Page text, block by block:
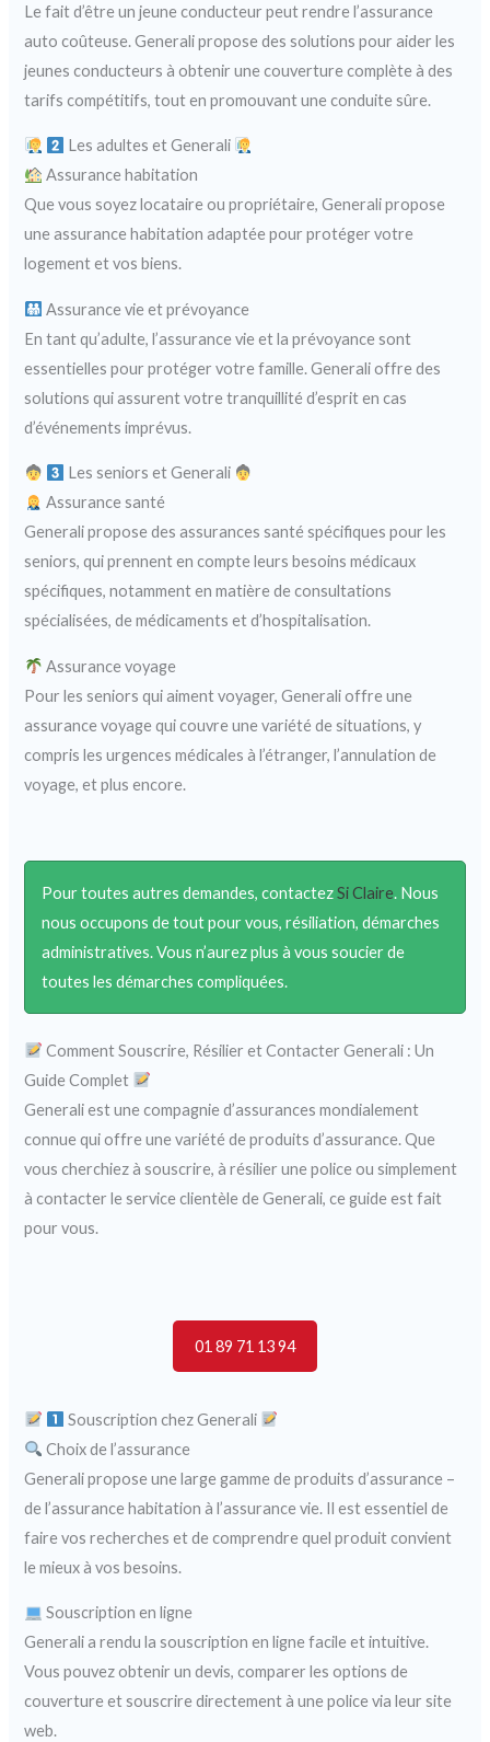
Le fait d’être un jeune conducteur peut rendre l’assurance
auto coûteuse. Generali propose des solutions pour aider les
jeunes conducteurs à obtenir une couverture complète à des
tarifs compétitifs, tout en promouvant une conduite sûre.
Les adultes et Generali
Assurance habitation
Que vous soyez locataire ou propriétaire, Generali propose
une assurance habitation adaptée pour protéger votre
logement et vos biens.
Assurance vie et prévoyance
En tant qu’adulte, l’assurance vie et la prévoyance sont
essentielles pour protéger votre famille. Generali offre des
solutions qui assurent votre tranquillité d’esprit en cas
d’événements imprévus.
Les seniors et Generali
Assurance santé
Generali propose des assurances santé spécifiques pour les
seniors, qui prennent en compte leurs besoins médicaux
spécifiques, notamment en matière de consultations
spécialisées, de médicaments et d’hospitalisation.
Assurance voyage
Pour les seniors qui aiment voyager, Generali offre une
assurance voyage qui couvre une variété de situations, y
compris les urgences médicales à l’étranger, l’annulation de
voyage, et plus encore.
Pour toutes autres demandes, contactezSi Claire. Nous
nous occupons de tout pour vous, résiliation, démarches
administratives. Vous n’aurez plus à vous soucier de
toutes les démarches compliquées.
Comment Souscrire, Résilier et Contacter Generali : Un
Guide Complet
Generali est une compagnie d’assurances mondialement
connue qui offre une variété de produits d’assurance. Que
vous cherchiez à souscrire, à résilier une police ou simplement
à contacter le service clientèle de Generali, ce guide est fait
pour vous.
01 89 71 13 94
Souscription chez Generali
Choix de l’assurance
Generali propose une large gamme de produits d’assurance –
de l’assurance habitation à l’assurance vie. Il est essentiel de
faire vos recherches et de comprendre quel produit convient
le mieux à vos besoins.
Souscription en ligne
Generali a rendu la souscription en ligne facile et intuitive.
Vous pouvez obtenir un devis, comparer les options de
couverture et souscrire directement à une police via leur site
web.